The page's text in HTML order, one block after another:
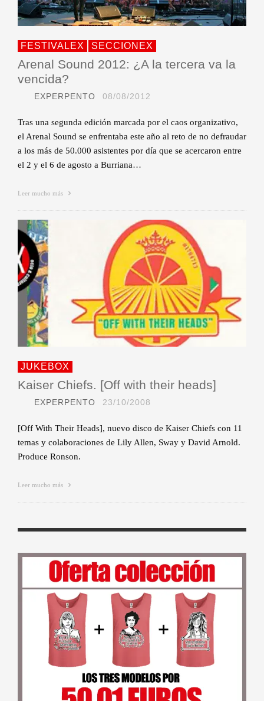
FESTIVALEX SECCIONEX
Arenal Sound 2012: ¿A la tercera va la
vencida?
EXPERPENTO 08/08/2012
Tras una segunda edición marcada por el caos organizativo,
el Arenal Sound se enfrentaba este año al reto de no defraudar
a los más de 50.000 asistentes por día que se acercaron entre
el 2 y el 6 de agosto a Burriana…
Leer mucho más
JUKEBOX
Kaiser Chiefs. [Off with their heads]
EXPERPENTO 23/10/2008
[Off With Their Heads], nuevo disco de Kaiser Chiefs con 11
temas y colaboraciones de Lily Allen, Sway y David Arnold.
Produce Ronson.
Leer mucho más